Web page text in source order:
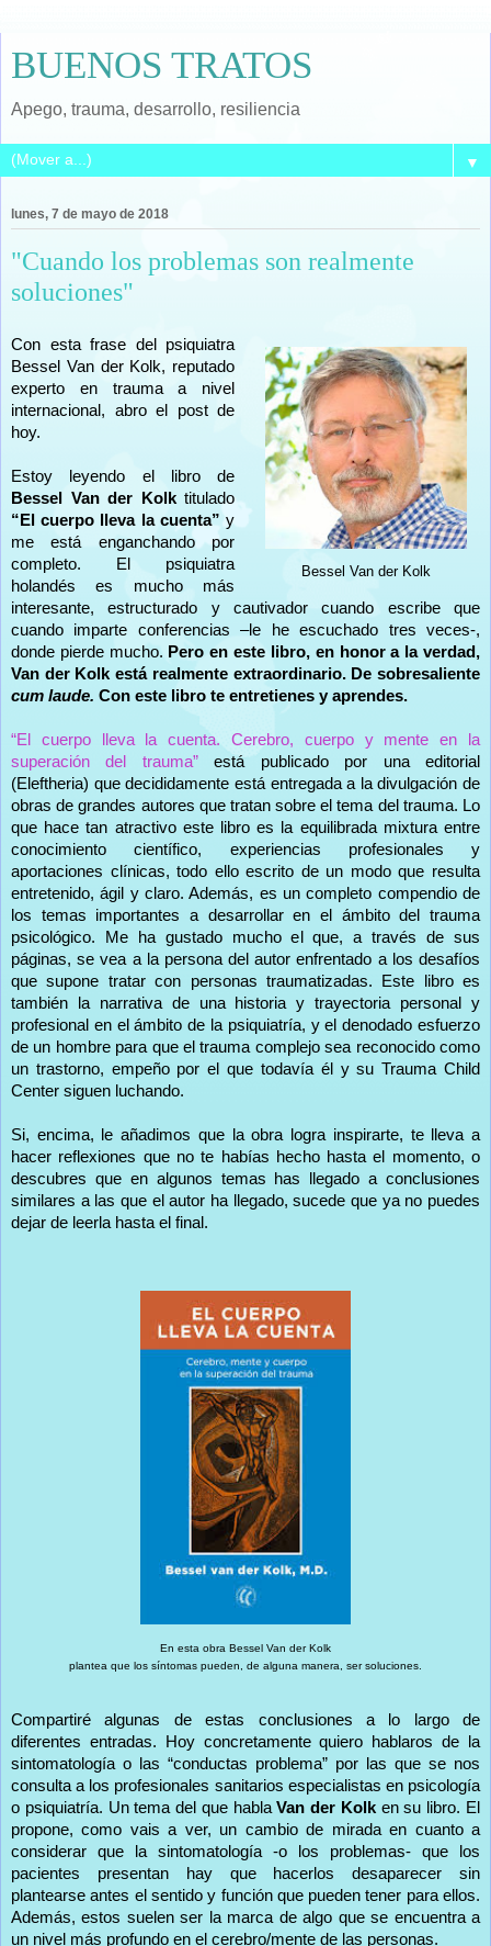
BUENOS TRATOS
Apego, trauma, desarrollo, resiliencia
▼
lunes, 7 de mayo de 2018
"Cuando los problemas son realmente
soluciones"
Bessel Van der Kolk
Con esta frase del psiquiatra
Bessel Van der Kolk, reputado
experto en trauma a nivel
internacional, abro el post de
hoy.
Estoy leyendo el libro de
Bessel Van der Kolktitulado
“El cuerpo lleva la cuenta”y
me está enganchando por
completo. El psiquiatra
holandés es mucho más
interesante, estructurado y cautivador cuando escribe que
cuando imparte conferencias –le he escuchado tres veces-,
donde pierde mucho. Pero en este libro, en honor a la verdad,
Van der Kolk está realmente extraordinario. De sobresaliente
cum laude. Con este libro te entretienes y aprendes.
“El cuerpo lleva la cuenta. Cerebro, cuerpo y mente en la
superación del trauma”está publicado por una editorial
(Eleftheria) que decididamente está entregada a la divulgación de
obras de grandes autores que tratan sobre el tema del trauma. Lo
que hace tan atractivo este libro es la equilibrada mixtura entre
conocimiento científico, experiencias profesionales y
aportaciones clínicas, todo ello escrito de un modo que resulta
entretenido, ágil y claro. Además, es un completo compendio de
los temas importantes a desarrollar en el ámbito del trauma
psicológico. Me ha gustado mucho el que, a través de sus
páginas, se vea a la persona del autor enfrentado a los desafíos
que supone tratar con personas traumatizadas. Este libro es
también la narrativa de una historia y trayectoria personal y
profesional en el ámbito de la psiquiatría, y el denodado esfuerzo
de un hombre para que el trauma complejo sea reconocido como
un trastorno, empeño por el que todavía él y su Trauma Child
Center siguen luchando.
Si, encima, le añadimos que la obra logra inspirarte, te lleva a
hacer reflexiones que no te habías hecho hasta el momento, o
descubres que en algunos temas has llegado a conclusiones
similares a las que el autor ha llegado, sucede que ya no puedes
dejar de leerla hasta el final.
En esta obra Bessel Van der Kolk
plantea que los síntomas pueden, de alguna manera, ser soluciones.
Compartiré algunas de estas conclusiones a lo largo de
diferentes entradas. Hoy concretamente quiero hablaros de la
sintomatología o las “conductas problema” por las que se nos
consulta a los profesionales sanitarios especialistas en psicología
o psiquiatría. Un tema del que hablaVan der Kolk en su libro. El
propone, como vais a ver, un cambio de mirada en cuanto a
considerar que la sintomatología -o los problemas- que los
pacientes presentan hay que hacerlos desaparecer sin
plantearse antes el sentido y función que pueden tener para ellos.
Además, estos suelen ser la marca de algo que se encuentra a
un nivel más profundo en el cerebro/mente de las personas.